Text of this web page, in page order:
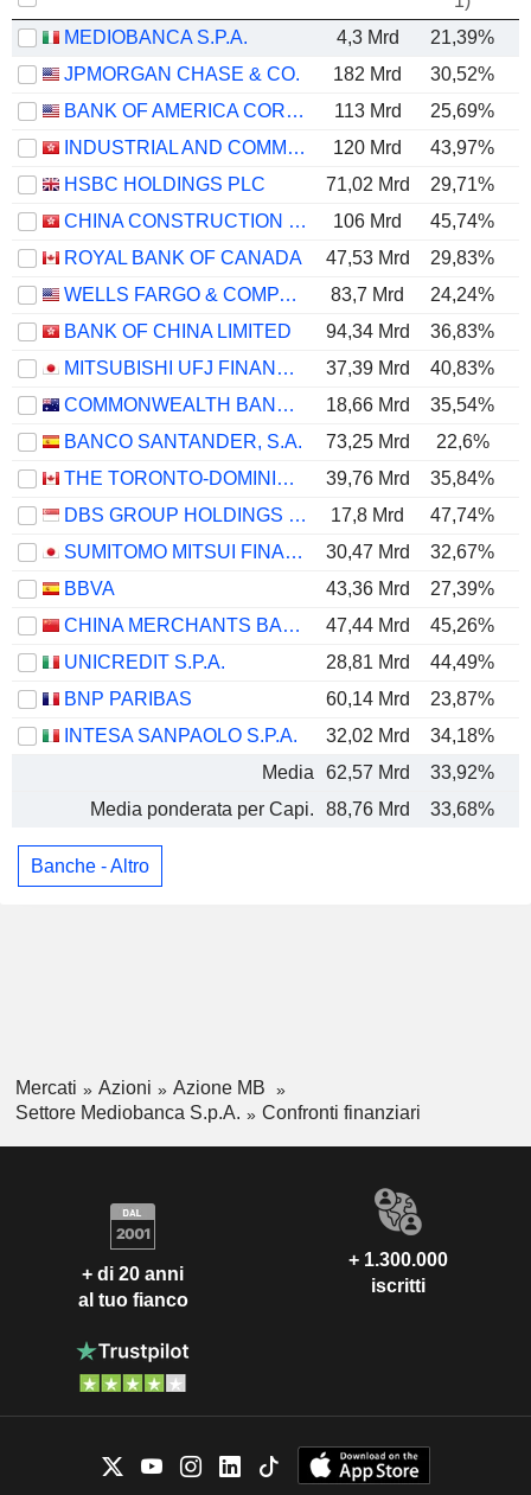
MEDIOBANCA S.P.A. 4,3 Mrd
21,39%
JPMORGAN CHASE & CO.
182 Mrd 30,52%
BANK OF AMERICA CORPORATION
113 Mrd 25,69%
INDUSTRIAL AND COMMERCIAL BANK OF CHINA LIMITED
120 Mrd 43,97%
HSBC HOLDINGS PLC
71,02 Mrd 29,71%
CHINA CONSTRUCTION BANK CORPORATION
106 Mrd 45,74%
ROYAL BANK OF CANADA
47,53 Mrd 29,83%
WELLS FARGO & COMPANY
83,7 Mrd 24,24%
BANK OF CHINA LIMITED
94,34 Mrd 36,83%
MITSUBISHI UFJ FINANCIAL GROUP, INC.
37,39 Mrd 40,83%
COMMONWEALTH BANK OF AUSTRALIA
18,66 Mrd 35,54%
BANCO SANTANDER, S.A.
73,25 Mrd 22,6%
THE TORONTO-DOMINION BANK
39,76 Mrd 35,84%
DBS GROUP HOLDINGS LTD
17,8 Mrd 47,74%
SUMITOMO MITSUI FINANCIAL GROUP, INC.
30,47 Mrd 32,67%
BBVA
43,36 Mrd 27,39%
CHINA MERCHANTS BANK CO., LTD.
47,44 Mrd 45,26%
UNICREDIT S.P.A.
28,81 Mrd 44,49%
BNP PARIBAS
60,14 Mrd 23,87%
INTESA SANPAOLO S.P.A.
32,02 Mrd 34,18%
Media
62,57 Mrd 33,92%
Media ponderata per Capi.
88,76 Mrd 33,68%
Banche - Altro
Mercati Azioni
Azione MB
Settore Mediobanca S.p.A.
Confronti finanziari
+ di 20 anni
al tuo fianco
+ 1.300.000
iscritti